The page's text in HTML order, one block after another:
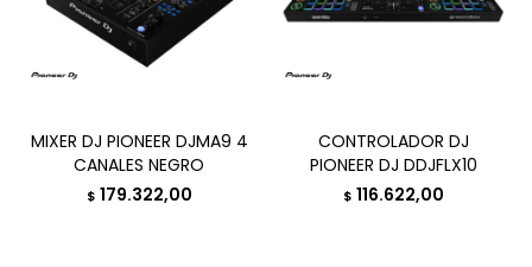
MIXER DJ PIONEER DJMA9 4
CANALES NEGRO
$ 179.322,00
CONTROLADOR DJ
PIONEER DJ DDJFLX10
$ 116.622,00